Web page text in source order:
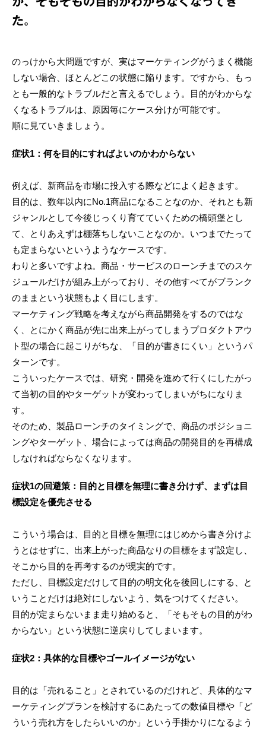
た。
のっけから大問題ですが、実はマーケティングがうまく機能
しない場合、ほとんどこの状態に陥ります。ですから、もっ
とも一般的なトラブルだと言えるでしょう。目的がわからな
くなるトラブルは、原因毎にケース分けが可能です。
順に見ていきましょう。
症状1：何を目的にすればよいのかわからない
例えば、新商品を市場に投入する際などによく起きます。
目的は、数年以内にNo.1商品になることなのか、それとも新
ジャンルとして今後じっくり育てていくための橋頭堡とし
て、とりあえずは棚落ちしないことなのか。いつまでたって
も定まらないというようなケースです。
わりと多いですよね。商品・サービスのローンチまでのスケ
ジュールだけが組み上がっており、その他すべてがブランク
のままという状態もよく目にします。
マーケティング戦略を考えながら商品開発をするのではな
く、とにかく商品が先に出来上がってしまうプロダクトアウ
ト型の場合に起こりがちな、「目的が書きにくい」というパ
ターンです。
こういったケースでは、研究・開発を進めて行くにしたがっ
て当初の目的やターゲットが変わってしまいがちになりま
す。
そのため、製品ローンチのタイミングで、商品のポジショニ
ングやターゲット、場合によっては商品の開発目的を再構成
しなければならなくなります。
症状1の回避策：目的と目標を無理に書き分けず、まずは目
標設定を優先させる
こういう場合は、目的と目標を無理にはじめから書き分けよ
うとはせずに、出来上がった商品なりの目標をまず設定し、
そこから目的を再考するのが現実的です。
ただし、目標設定だけして目的の明文化を後回しにする、と
いうことだけは絶対にしないよう、気をつけてください。
目的が定まらないまま走り始めると、「そもそもの目的がわ
からない」という状態に逆戻りしてしまいます。
症状2：具体的な目標やゴールイメージがない
目的は「売れること」とされているのだけれど、具体的なマ
ーケティングプランを検討するにあたっての数値目標や「ど
ういう売れ方をしたらいいのか」という手掛かりになるよう